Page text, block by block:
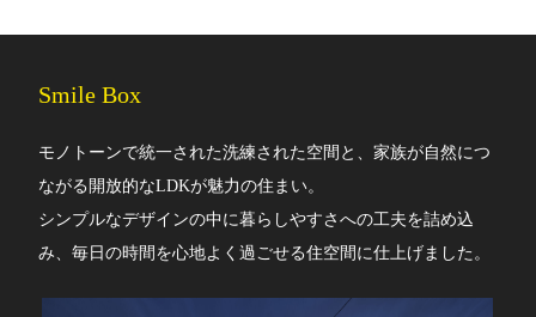
Smile Box
モノトーンで統一された洗練された空間と、家族が自然につ
ながる開放的なLDKが魅力の住まい。
シンプルなデザインの中に暮らしやすさへの工夫を詰め込
み、毎日の時間を心地よく過ごせる住空間に仕上げました。